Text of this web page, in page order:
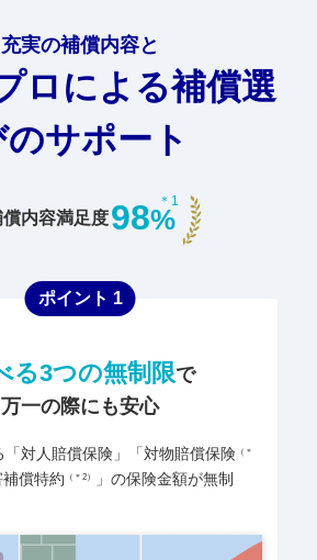
充実の補償内容と
ロによる補償選
のサポート
償内容満足度 98%
＊1
ポイント 1
る3つの無制限で
万一の際にも安心
「対人賠償保険」「対物賠償保険 （＊
補償特約 （＊2）
」の保険金額が無制